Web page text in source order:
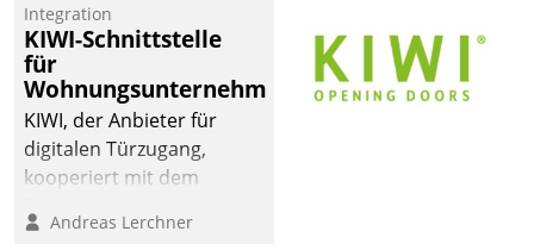
Integration
KIWI-Schnittstelle
für
Wohnungsunternehmen
KIWI, der Anbieter für
digitalen Türzugang,
kooperiert mit dem
Softwareentwicklungshaus
Andreas Lerchner